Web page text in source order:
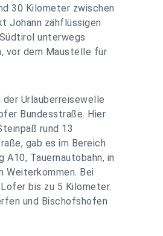
30 Kilometer zwischen
Johann zähflüssigen
unterwegs
vor dem Maustelle für
Urlauberreisewelle
Bundesstraße. Hier
rund 13
gab es im Bereich
Tauernautobahn, in
Weiterkommen. Bei
bis zu 5 Kilometer.
und Bischofshofen